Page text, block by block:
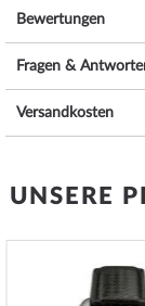
bereitstellt:Minute,
ATM (Prüfdruck)
3 ATM:
10 ATM: Einem
20 ATM und
Schwimmen
Zusätzliche
Bewertungen
Fragen &
Versandkosten
UNSERE